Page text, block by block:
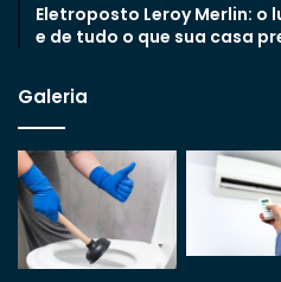
Eletroposto Leroy Merlin: o
e de tudo o que sua casa
Galeria